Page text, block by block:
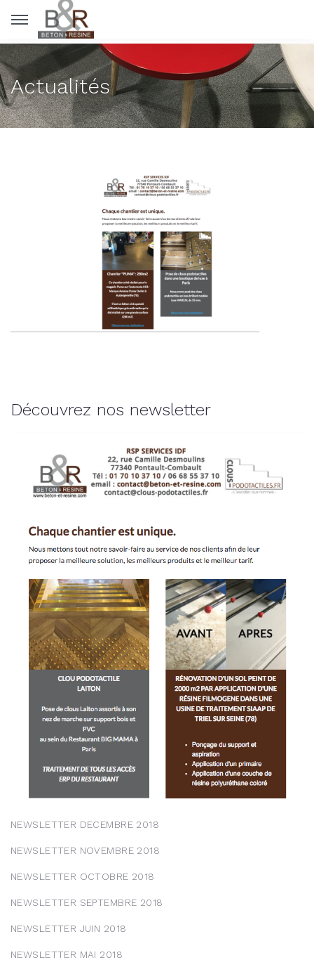
Panneau de gestion des cookies
Actualités
Découvrez nos newsletter
NEWSLETTER DECEMBRE 2018
NEWSLETTER NOVEMBRE 2018
NEWSLETTER OCTOBRE 2018
NEWSLETTER SEPTEMBRE 2018
NEWSLETTER JUIN 2018
NEWSLETTER MAI 2018